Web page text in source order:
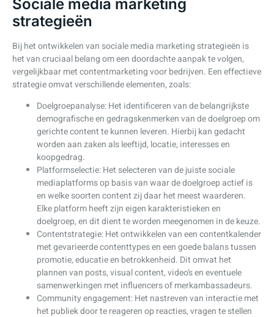
Sociale media marketing
strategieën
Bij het ontwikkelen van sociale media marketing strategieën is
het van cruciaal belang om een doordachte aanpak te volgen,
vergelijkbaar met contentmarketing voor bedrijven. Een effectieve
strategie omvat verschillende elementen, zoals:
Doelgroepanalyse: Het identificeren van de belangrijkste
demografische en gedragskenmerken van de doelgroep om
gerichte content te kunnen leveren. Hierbij kan gedacht
worden aan zaken als leeftijd, locatie, interesses en
koopgedrag.
Platformselectie: Het selecteren van de juiste sociale
mediaplatforms op basis van waar de doelgroep actief is
en welke soorten content zij daar het meest waarderen.
Elke platform heeft zijn eigen karakteristieken en
doelgroep, en dit dient te worden meegenomen in de keuze.
Contentstrategie: Het ontwikkelen van een contentkalender
met gevarieerde contenttypes en een goede balans tussen
promotie, educatie en betrokkenheid. Dit omvat het
plannen van posts, visual content, video’s en eventuele
samenwerkingen met influencers of merkambassadeurs.
Community engagement: Het nastreven van interactie met
het publiek door te reageren op reacties, vragen te stellen